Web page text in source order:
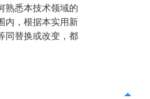
熟悉本技术领域的
内，根据本实用新
同替换或改变，都